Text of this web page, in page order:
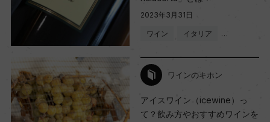
2023年3月31日
ワイン イタリア …
ワインのキホン
アイスワイン（icewine）っ
て？飲み方やおすすめワインを